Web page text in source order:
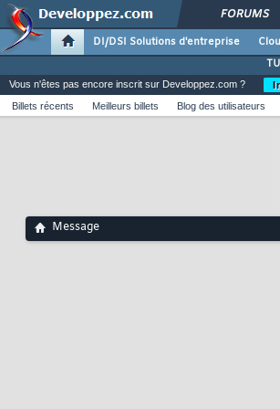
FORUMS
DI/DSI Solutions d'entreprise
Vous n'êtes pas encore inscrit sur Developpez.com ?
Billets récents
Meilleurs billets Blog des utilisateurs
Message